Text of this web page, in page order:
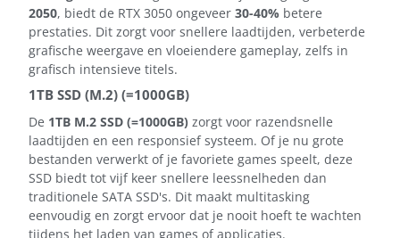
2050, biedt de RTX 3050 ongeveer 30-40% betere
prestaties. Dit zorgt voor snellere laadtijden, verbeterde
grafische weergave en vloeiendere gameplay, zelfs in
grafisch intensieve titels.
1TB SSD (M.2) (=1000GB)
De 1TB M.2 SSD (=1000GB) zorgt voor razendsnelle
laadtijden en een responsief systeem. Of je nu grote
bestanden verwerkt of je favoriete games speelt, deze
SSD biedt tot vijf keer snellere leessnelheden dan
traditionele SATA SSD's. Dit maakt multitasking
eenvoudig en zorgt ervoor dat je nooit hoeft te wachten
tijdens het laden van games of applicaties.